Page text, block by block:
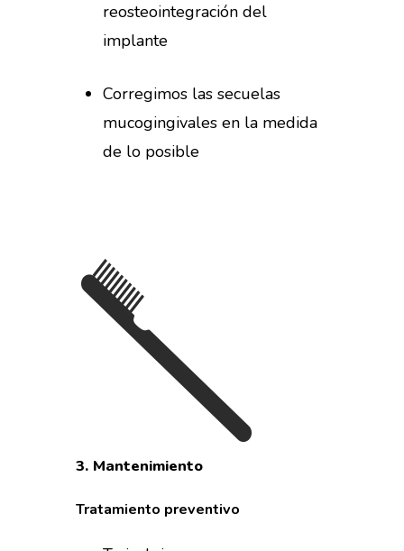
reosteointegración del
implante
Corregimos las secuelas
mucogingivales en la medida
de lo posible
3. Mantenimiento
Tratamiento preventivo